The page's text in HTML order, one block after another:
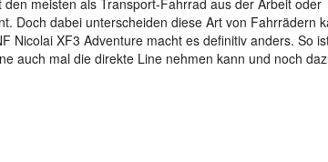
den meisten als Transport-Fahrrad aus der Arbeit oder
Doch dabei unterscheiden diese Art von Fahrrädern
Nicolai XF3 Adventure macht es definitiv anders. So
auch mal die direkte Line nehmen kann und noch